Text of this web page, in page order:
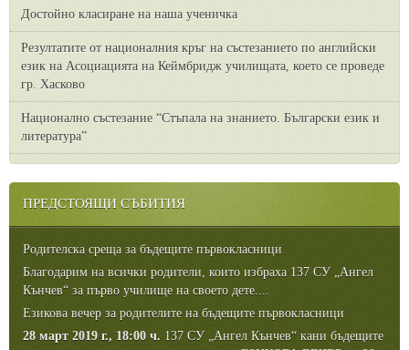
Достойно класиране на наша ученичка
Резултатите от националния кръг на състезанието по английски
език на Асоциацията на Кеймбридж училищата, което се проведе
гр. Хасково
Национално състезание “Стъпала на знанието. Български език и
литература”
ПРЕДСТОЯЩИ СЪБИТИЯ
Родителска среща за бъдещите първокласници
Благодарим на всички родители, които избраха 137 СУ „Ангел
Кънчев“ за първо училище на своето дете....
Езикова вечер за родителите на бъдещите първокласници
28 март 2019 г., 18:00 ч. 137 СУ „Ангел Кънчев“ кани бъдещите